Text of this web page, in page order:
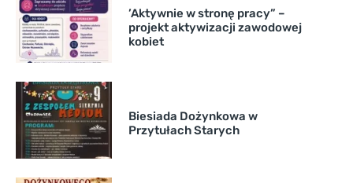
’Aktywnie w stronę pracy” –
projekt aktywizacji zawodowej
kobiet
Biesiada Dożynkowa w
Przytułach Starych